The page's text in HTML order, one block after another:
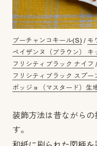
ブーチャンコキール(S) / モ
ペイザンヌ（ブラウン） キ
フリシティブラック ナイフ /
フリシティブラック スプー
ポッジョ（マスタード）生
装飾方法は昔ながら
す。